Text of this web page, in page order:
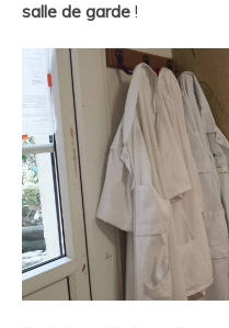
salle de garde !